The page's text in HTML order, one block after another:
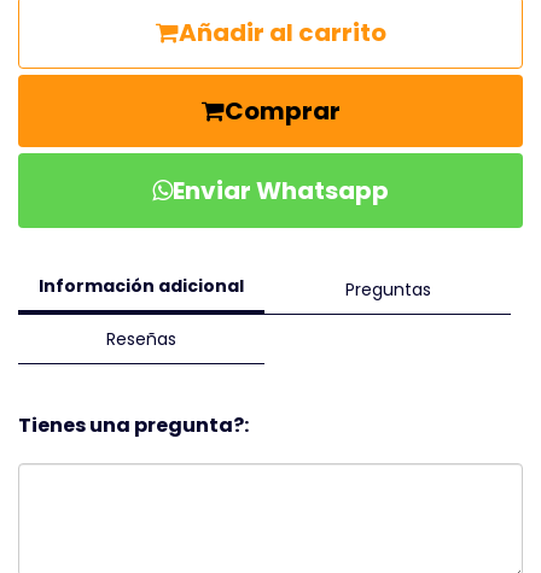
Añadir al carrito
Comprar
Enviar Whatsapp
Información adicional Preguntas
Reseñas
Tienes una pregunta?: